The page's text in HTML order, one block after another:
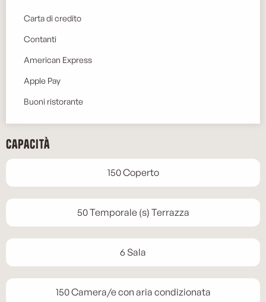
Carta di credito
Contanti
American Express
Apple Pay
Buoni ristorante
Capacità
150 Coperto
50 Temporale (s) Terrazza
6 Sala
150 Camera/e con aria condizionata